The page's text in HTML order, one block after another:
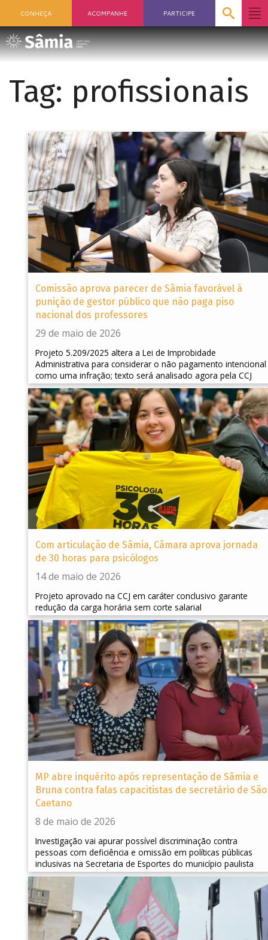
CONHEÇA ACOMPANHE PARTICIPE
Tag: profissionais
Comissão aprova parecer de Sâmia favorável à
punição de gestor público que não paga piso
nacional dos professores
29 de maio de 2026
Projeto 5.209/2025 altera a Lei de Improbidade
Administrativa para considerar o não pagamento intencional
como uma infração; texto será analisado agora pela CCJ
Com articulação de Sâmia, Câmara aprova jornada
de 30 horas para psicólogos
14 de maio de 2026
Projeto aprovado na CCJ em caráter conclusivo garante
redução da carga horária sem corte salarial
MP abre inquérito após representação de Sâmia e
Bruna contra falas capacitistas de secretário de São
Caetano
8 de maio de 2026
Investigação vai apurar possível discriminação contra
pessoas com deficiência e omissão em políticas públicas
inclusivas na Secretaria de Esportes do município paulista